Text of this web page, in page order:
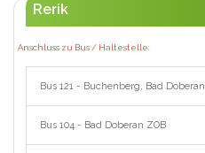
Rerik
Anschluss zu Bus / Haltestelle:
Bus 121 - Buchenberg, Bad Doberan
Bus 104 - Bad Doberan ZOB